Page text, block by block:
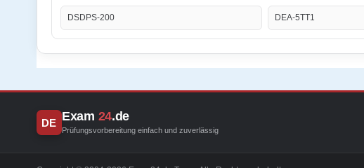
DSDPS-200 DEA-5TT1
DE Exam 24.de
Prüfungsvorbereitung einfach und zuverlässig